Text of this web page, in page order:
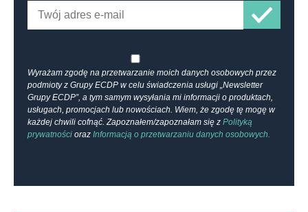
Wyrażam zgodę na przetwarzanie moich danych osobowych przez
podmioty z Grupy ECDP w celu świadczenia usługi „Newsletter
Grupy ECDP”, a tym samym wysyłania mi informacji o produktach,
usługach, promocjach lub nowościach. Wiem, że zgodę tę mogę w
każdej chwili cofnąć. Zapoznałem/zapoznałam się z Polityką
prywatności oraz Informacją o przetwarzaniu danych osobowych.